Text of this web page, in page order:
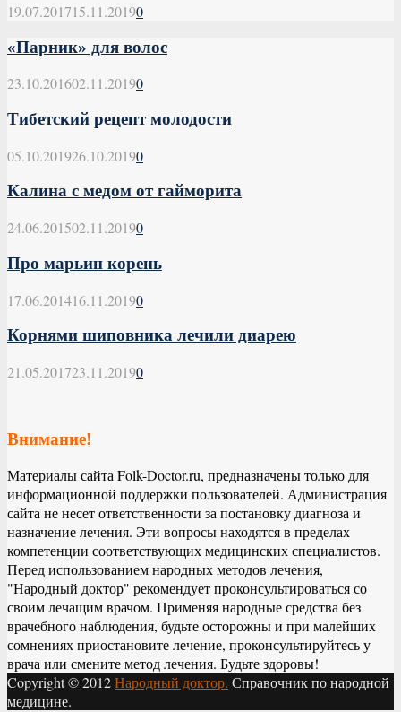
19.07.201715.11.20190
«Парник» для волос
23.10.201602.11.20190
Тибетский рецепт молодости
05.10.201926.10.20190
Калина с медом от гайморита
24.06.201502.11.20190
Про марьин корень
17.06.201416.11.20190
Корнями шиповника лечили диарею
21.05.201723.11.20190
Внимание!
Материалы сайта Folk-Doctor.ru, предназначены только для
информационной поддержки пользователей. Администрация
сайта не несет ответственности за постановку диагноза и
назначение лечения. Эти вопросы находятся в пределах
компетенции соответствующих медицинских специалистов.
Перед использованием народных методов лечения,
"Народный доктор" рекомендует проконсультироваться со
своим лечащим врачом. Применяя народные средства без
врачебного наблюдения, будьте осторожны и при малейших
сомнениях приостановите лечение, проконсультируйтесь у
врача или смените метод лечения. Будьте здоровы!
Copyright © 2012Народный доктор. Справочник по народной
медицине.